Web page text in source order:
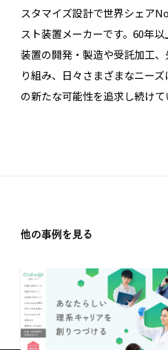
スタマイズ設計で世界シェア
スト装置メーカーです。60年
装置の開発・製造や受託加工
り組み、日々さまざまなニー
の新たな可能性を追求し続けて
他の事例を見る